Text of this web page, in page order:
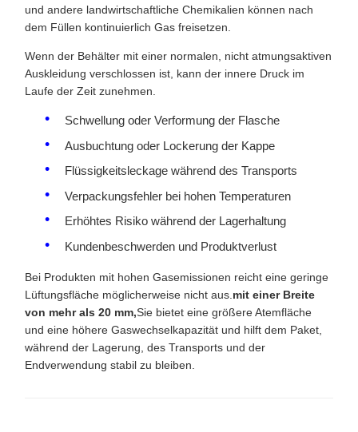
und andere landwirtschaftliche Chemikalien können nach
dem Füllen kontinuierlich Gas freisetzen.
Wenn der Behälter mit einer normalen, nicht atmungsaktiven
Auskleidung verschlossen ist, kann der innere Druck im
Laufe der Zeit zunehmen.
Schwellung oder Verformung der Flasche
Ausbuchtung oder Lockerung der Kappe
Flüssigkeitsleckage während des Transports
Verpackungsfehler bei hohen Temperaturen
Erhöhtes Risiko während der Lagerhaltung
Kundenbeschwerden und Produktverlust
Bei Produkten mit hohen Gasemissionen reicht eine geringe
Lüftungsfläche möglicherweise nicht aus. mit einer Breite
von mehr als 20 mm,Sie bietet eine größere Atemfläche
und eine höhere Gaswechselkapazität und hilft dem Paket,
während der Lagerung, des Transports und der
Endverwendung stabil zu bleiben.